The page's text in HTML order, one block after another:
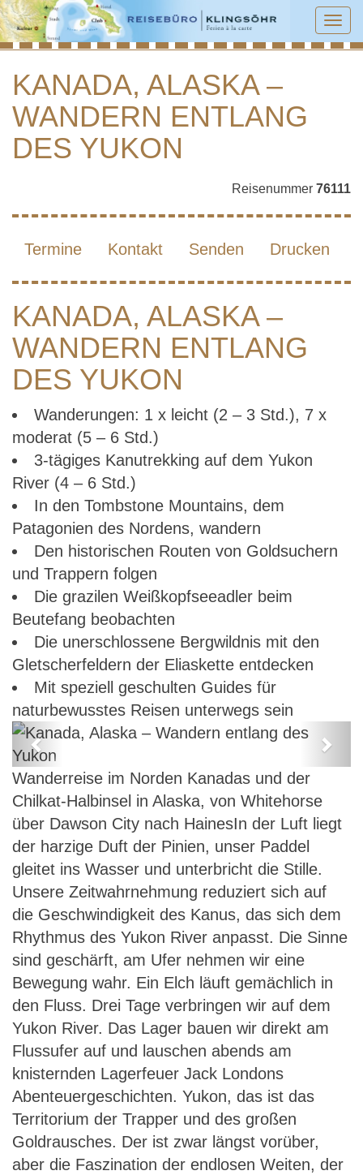
KANADA, ALASKA – WANDERN
ENTLANG DES YUKON
KANADA, ALASKA –
WANDERN ENTLANG
DES YUKON
Reisenummer 76111
Termine Kontakt Senden Drucken
KANADA, ALASKA –
WANDERN ENTLANG
DES YUKON
Wanderungen: 1 x leicht (2 – 3 Std.), 7 x
moderat (5 – 6 Std.)
3-tägiges Kanutrekking auf dem Yukon
River (4 – 6 Std.)
In den Tombstone Mountains, dem
Patagonien des Nordens, wandern
Den historischen Routen von Goldsuchern
und Trappern folgen
Die grazilen Weißkopfseeadler beim
Beutefang beobachten
Die unerschlossene Bergwildnis mit den
Gletscherfeldern der Eliaskette entdecken
Mit speziell geschulten Guides für
naturbewusstes Reisen unterwegs sein
Kanada, Alaska – Wandern entlang
des Yukon
Previous
Wanderreise im Norden Kanadas und der
Chilkat-Halbinsel in Alaska, von Whitehorse
über Dawson City nach HainesIn der Luft liegt
der harzige Duft der Pinien, unser Paddel
gleitet ins Wasser und unterbricht die Stille.
Unsere Zeitwahrnehmung reduziert sich auf
die Geschwindigkeit des Kanus, das sich dem
Rhythmus des Yukon River anpasst. Die Sinne
sind geschärft, am Ufer nehmen wir eine
Bewegung wahr. Ein Elch läuft gemächlich in
den Fluss. Drei Tage verbringen wir auf dem
Yukon River. Das Lager bauen wir direkt am
Flussufer auf und lauschen abends am
knisternden Lagerfeuer Jack Londons
Abenteuergeschichten. Yukon, das ist das
Territorium der Trapper und des großen
Goldrausches. Der ist zwar längst vorüber,
aber die Faszination der endlosen Weiten, der